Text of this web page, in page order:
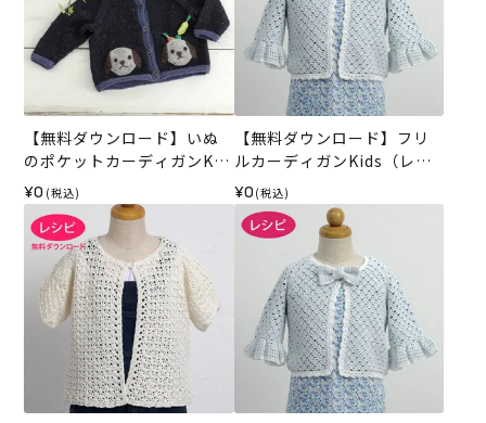
【無料ダウンロード】いぬ
のポケットカーディガンKid
s（レシピ）
¥0 (税込)
【無料ダウンロード】フリ
ルカーディガンKids（レシ
ピ）
¥0 (税込)